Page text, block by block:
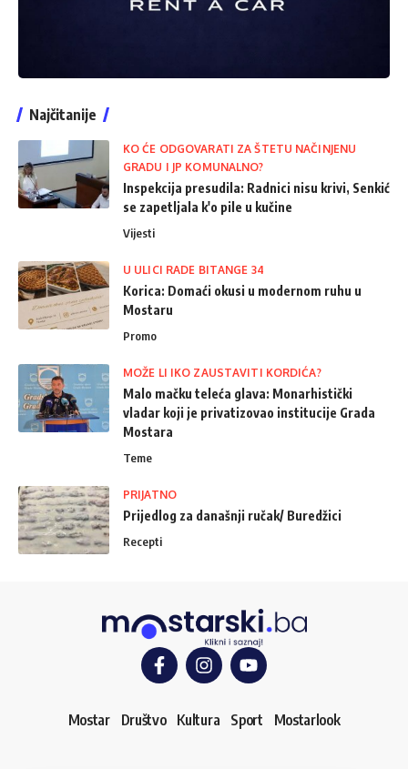
Najčitanije
KO ĆE ODGOVARATI ZA ŠTETU NAČINJENU
GRADU I JP KOMUNALNO?
Inspekcija presudila: Radnici nisu krivi, Senkić
se zapetljala k'o pile u kučine
Vijesti
U ULICI RADE BITANGE 34
Korica: Domaći okusi u modernom ruhu u
Mostaru
Promo
MOŽE LI IKO ZAUSTAVITI KORDIĆA?
Malo mačku teleća glava: Monarhistički
vladar koji je privatizovao institucije Grada
Mostara
Teme
PRIJATNO
Prijedlog za današnji ručak/ Buredžici
Recepti
Mostar Društvo Kultura Sport Mostarlook